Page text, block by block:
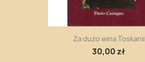
Za dużo wina Toskanii
30,00 zł